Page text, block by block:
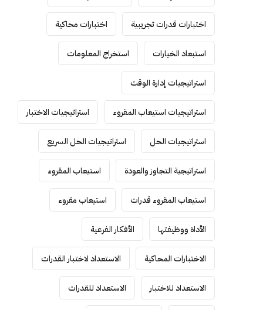
اختبارات قدرات تجريبية اختبارات محاكية
استبعاد الخيارات استخراج المعلومات
استراتيجيات إدارة الوقت
استراتيجيات استيعاب المقروء استراتيجيات الاختبار
استراتيجيات الحل استراتيجيات الحل السريع
استراتيجية التجاوز والعودة استيعاب المقروء
استيعاب المقروء قدرات استيعاب مقروء
الأداة ووظيفتها الأفكار الفرعية
الاختبارات المحاكية الاستعداد لاختبار القدرات
الاستعداد للاختبار الاستعداد للقدرات